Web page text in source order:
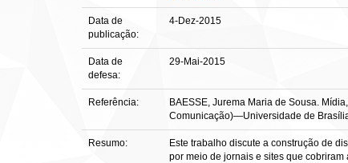
Data de
publicação:
4-Dez-2015
Data de
defesa:
29-Mai-2015
Referência:
BAESSE, Jurema Maria de Sousa.
Comunicação)—Universidade de
Resumo:
Este trabalho discute a construção de
por meio de jornais e sites que